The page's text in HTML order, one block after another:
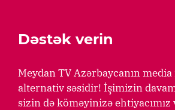
Dəstək verin
Meydan TV Azərbaycanın media
alternativ səsidir! İşimizin
sizin də köməyinizə ehtiyacımız